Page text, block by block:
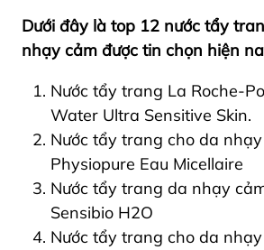
Dưới đây là top 12 nước tẩy
nhạy cảm được tin chọn hiện
Nước tẩy trang La Roche-
Water Ultra Sensitive Skin.
Nước tẩy trang cho da
Physiopure Eau Micellaire
Nước tẩy trang da nhạy
Sensibio H2O
Nước tẩy trang cho da